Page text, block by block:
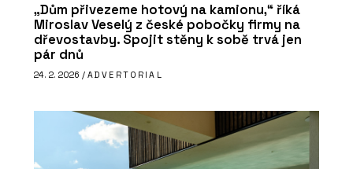
„Dům přivezeme hotový na kamionu,“ říká
Miroslav Veselý z české pobočky firmy na
dřevostavby. Spojit stěny k sobě trvá jen
pár dnů
24. 2. 2026 / ADVERTORIAL